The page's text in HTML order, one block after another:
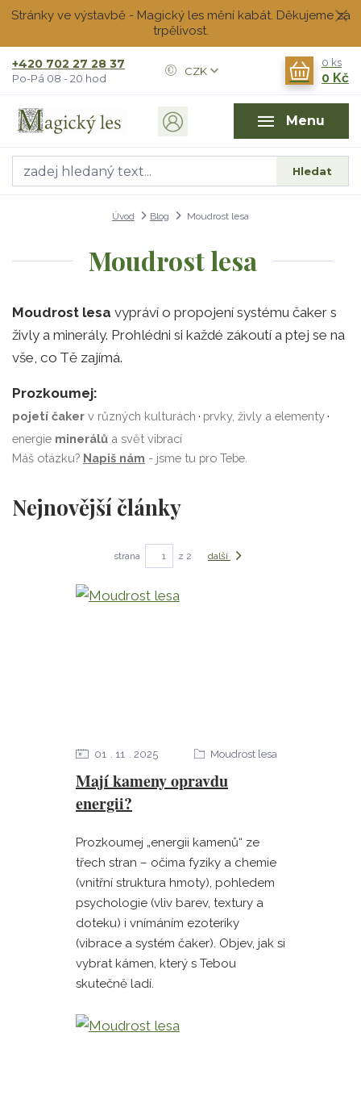
Stránky ve výstavbě - Magický les mění kabát. Děkujeme za
trpělivost.
Menu
CZK
Hledat
+420 702 27 28 37
Po-Pá 08 - 20 hod
0 ks
0 Kč
Úvod Blog Moudrost lesa
Moudrost lesa
Moudrost lesa vypráví o propojení systému čaker s
živly a minerály. Prohlédni si každé zákoutí a ptej se na
vše, co Tě zajímá.
Prozkoumej:
pojetí čaker v různých kulturách · prvky, živly a elementy·
energie minerálů a svět vibrací
Máš otázku? Napiš nám - jsme tu pro Tebe.
Nejnovější články
strana z 2 další
Mají kameny opravdu
energii?
01 11 2025 Moudrost lesa
Prozkoumej „energii kamenů“ ze
třech stran – očima fyziky a chemie
(vnitřní struktura hmoty), pohledem
psychologie (vliv barev, textury a
doteku) i vnímáním ezoteriky
(vibrace a systém čaker). Objev, jak si
vybrat kámen, který s Tebou
skutečně ladí.